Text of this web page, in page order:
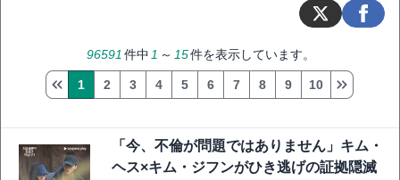
96591 件中 1 ～ 15件を表示しています。
1 2 3 4 5 6 7 8 9 10
「今、不倫が問題ではありません」キム・
ヘス×キム・ジフンがひき逃げの証拠隠滅